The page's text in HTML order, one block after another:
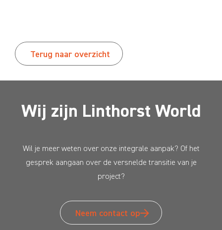
Terug naar overzicht
Wij zijn Linthorst World
Wil je meer weten over onze integrale aanpak? Of het
gesprek aangaan over de versnelde transitie van je
project?
Neem contact op